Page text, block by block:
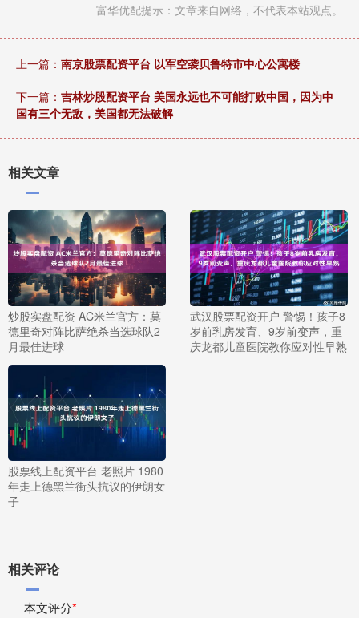
富华优配提示：文章来自网络，不代表本站观点。
上一篇： 南京股票配资平台 以军空袭贝鲁特市中心公寓楼
下一篇： 吉林炒股配资平台 美国永远也不可能打败中国，因为中
国有三个无敌，美国都无法破解
相关文章
炒股实盘配资 AC米兰官方：莫
德里奇对阵比萨绝杀当选球队2
月最佳进球
武汉股票配资开户 警惕！孩子8
岁前乳房发育、9岁前变声，重
庆龙都儿童医院教你应对性早熟
股票线上配资平台 老照片 1980
年走上德黑兰街头抗议的伊朗女
子
相关评论
本文评分*